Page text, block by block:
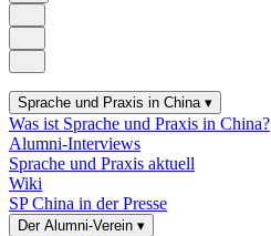
Sprache und Praxis in China ▾
Was ist Sprache und Praxis in China?
Alumni-Interviews
Sprache und Praxis aktuell
Wiki
SP China in der Presse
Der Alumni-Verein ▾